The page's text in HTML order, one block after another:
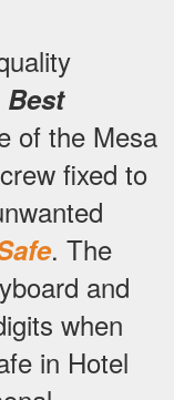
Best
of the Mesa
fixed to
. The
and
when
in Hotel